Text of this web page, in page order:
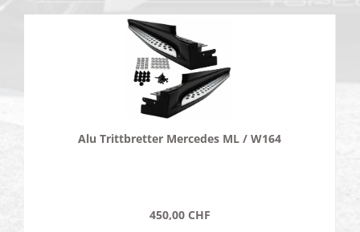
Alu Trittbretter Mercedes ML / W164
450,00 CHF